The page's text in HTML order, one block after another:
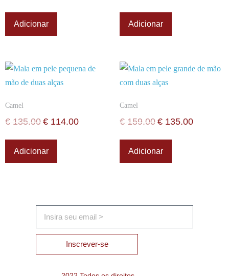
Adicionar Adicionar
Camel
€ 135.00 € 114.00
Adicionar
Camel
€ 159.00 € 135.00
Adicionar
Inscrever-se